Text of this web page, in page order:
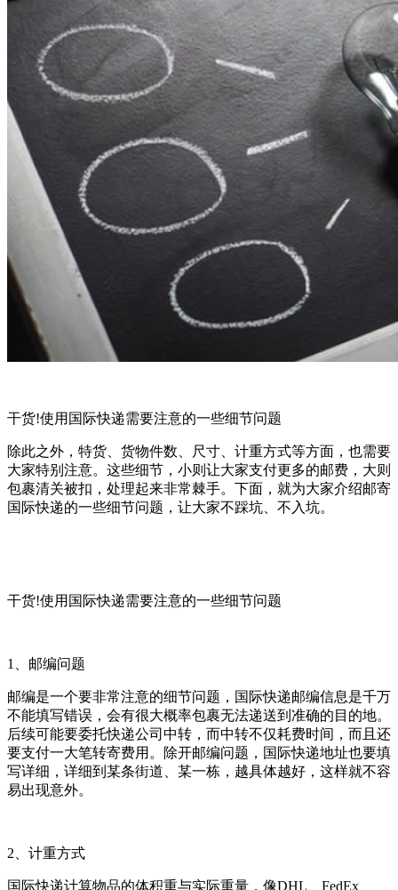
干货!使用国际快递需要注意的一些细节问题
除此之外，特货、货物件数、尺寸、计重方式等方面，也需要
大家特别注意。这些细节，小则让大家支付更多的邮费，大则
包裹清关被扣，处理起来非常棘手。下面，就为大家介绍邮寄
国际快递的一些细节问题，让大家不踩坑、不入坑。
干货!使用国际快递需要注意的一些细节问题
1、邮编问题
邮编是一个要非常注意的细节问题，国际快递邮编信息是千万
不能填写错误，会有很大概率包裹无法递送到准确的目的地。
后续可能要委托快递公司中转，而中转不仅耗费时间，而且还
要支付一大笔转寄费用。除开邮编问题，国际快递地址也要填
写详细，详细到某条街道、某一栋，越具体越好，这样就不容
易出现意外。
2、计重方式
国际快递计算物品的体积重与实际重量，像DHL、FedEx、